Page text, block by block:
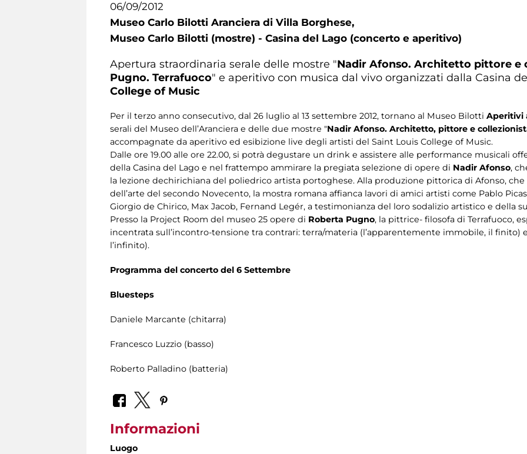
06/09/2012
Museo Carlo Bilotti Aranciera di Villa Borghese,
Museo Carlo Bilotti (mostre) - Casina del Lago (concerto e aperitivo)
Apertura straordinaria serale delle mostre "Nadir Afonso. Architetto pittore e
Pugno. Terrafuoco" e aperitivo con musica dal vivo organizzati dalla Casina
College of Music
Per il terzo anno consecutivo, dal 26 luglio al 13 settembre 2012, tornano al Museo Bilotti Aperitivi
serali del Museo dell’Aranciera e delle due mostre "Nadir Afonso. Architetto, pittore e
accompagnate da aperitivo ed esibizione live degli artisti del Saint Louis College of Music.
Dalle ore 19.00 alle ore 22.00, si potrà degustare un drink e assistere alle performance musicali
della Casina del Lago e nel frattempo ammirare la pregiata selezione di opere di Nadir Afonso,
la lezione dechirichiana del poliedrico artista portoghese. Alla produzione pittorica di Afonso,
dell’arte del secondo Novecento, la mostra romana affianca lavori di amici artisti come Pablo
Giorgio de Chirico, Max Jacob, Fernand Legér, a testimonianza del loro sodalizio artistico e della
Presso la Project Room del museo 25 opere di Roberta Pugno, la pittrice- filosofa di Terrafuoco,
incentrata sull’incontro-tensione tra contrari: terra/materia (l’apparentemente immobile, il finito)
l’infinito).
Programma del concerto del 6 Settembre
Bluesteps
Daniele Marcante (chitarra)
Francesco Luzzio (basso)
Roberto Palladino (batteria)
Informazioni
Luogo